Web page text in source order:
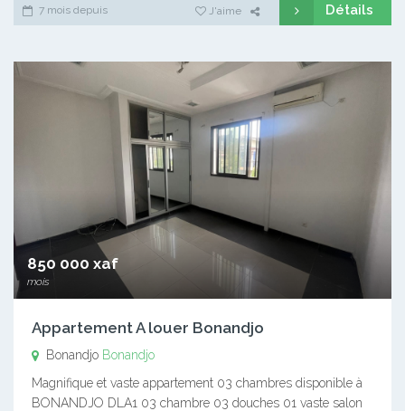
7 mois depuis J'aime Détails
850 000 xaf
mois
Appartement A louer Bonandjo
Bonandjo Bonandjo
Magnifique et vaste appartement 03 chambres disponible à
BONANDJO DLA1 03 chambre 03 douches 01 vaste salon